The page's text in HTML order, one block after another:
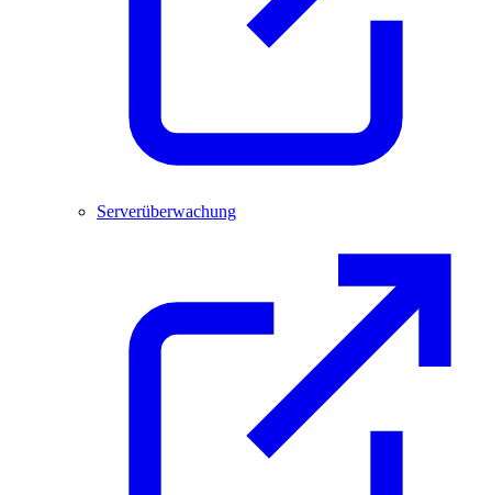
Serverüberwachung